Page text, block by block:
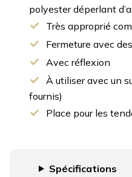
polyester déperlant
Très approprié
Fermeture avec
Avec réflexion
À utiliser avec un
fournis)
Place pour les
Spécifications